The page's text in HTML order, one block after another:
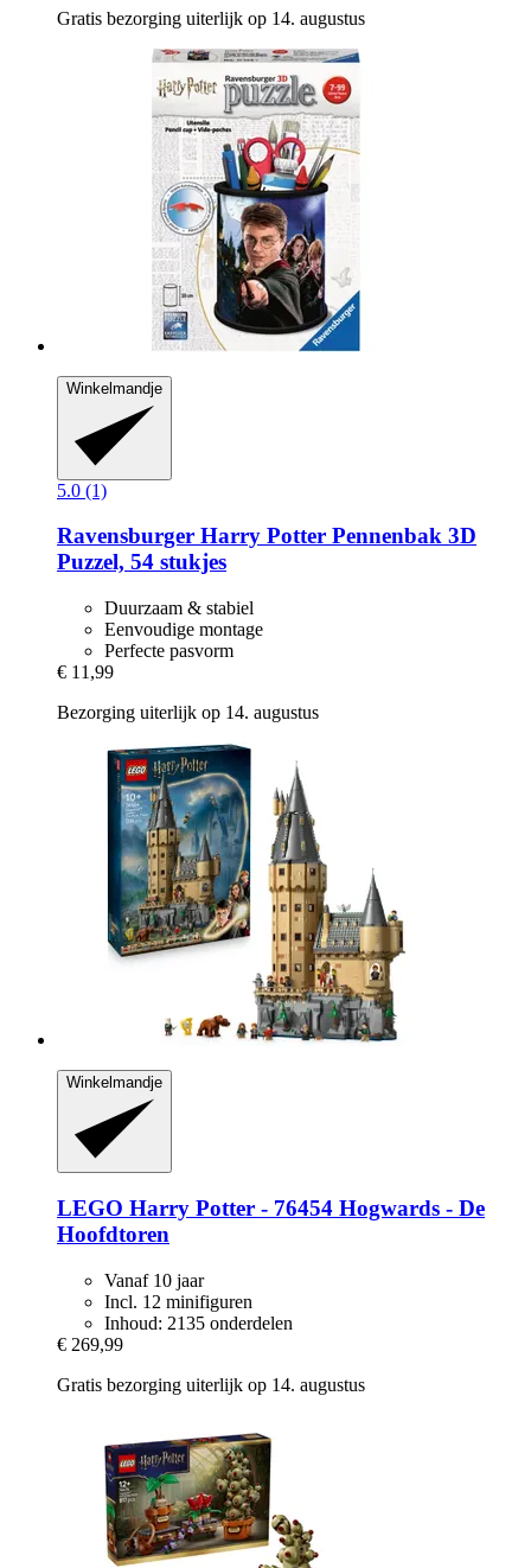
Gratis bezorging uiterlijk op 14. augustus
Winkelmandje
5.0 (1)
Ravensburger Harry Potter Pennenbak 3D
Puzzel, 54 stukjes
Duurzaam & stabiel
Eenvoudige montage
Perfecte pasvorm
€ 11,99
Bezorging uiterlijk op 14. augustus
Winkelmandje
LEGO Harry Potter -​ 76454 Hogwards -​ De
Hoofdtoren
Vanaf 10 jaar
Incl. 12 minifiguren
Inhoud: 2135 onderdelen
€ 269,99
Gratis bezorging uiterlijk op 14. augustus